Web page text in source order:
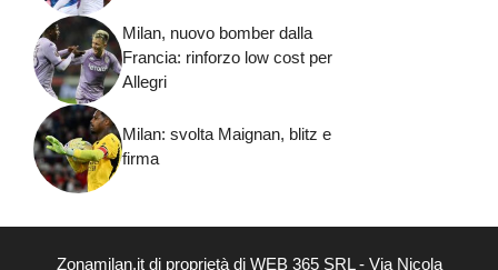
Milan, nuovo bomber dalla
Francia: rinforzo low cost per
Allegri
Milan: svolta Maignan, blitz e
firma
Zonamilan.it di proprietà di WEB 365 SRL - Via Nicola